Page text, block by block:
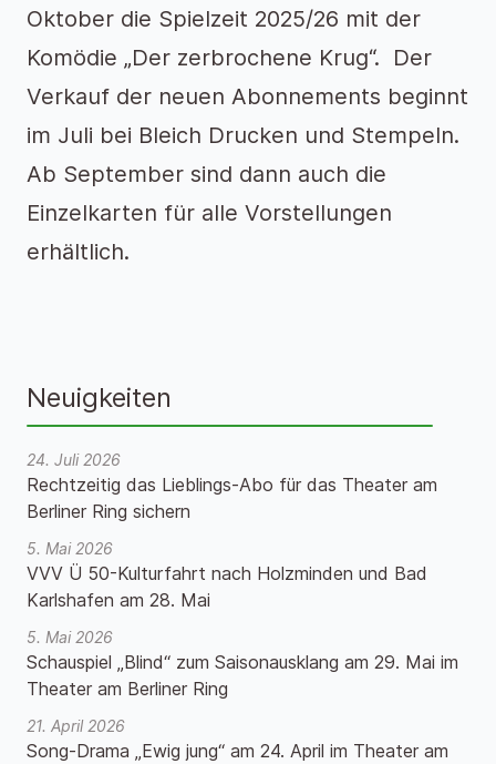
Oktober die Spielzeit 2025/26 mit der
Komödie „Der zerbrochene Krug“. Der
Verkauf der neuen Abonnements beginnt
im Juli bei Bleich Drucken und Stempeln.
Ab September sind dann auch die
Einzelkarten für alle Vorstellungen
erhältlich.
Neuigkeiten
24. Juli 2026
Rechtzeitig das Lieblings-Abo für das Theater am
Berliner Ring sichern
5. Mai 2026
VVV Ü 50-Kulturfahrt nach Holzminden und Bad
Karlshafen am 28. Mai
5. Mai 2026
Schauspiel „Blind“ zum Saisonausklang am 29. Mai im
Theater am Berliner Ring
21. April 2026
Song-Drama „Ewig jung“ am 24. April im Theater am